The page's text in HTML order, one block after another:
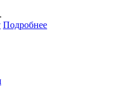
Подробнее